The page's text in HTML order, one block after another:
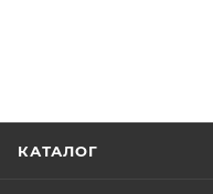
КАТАЛОГ